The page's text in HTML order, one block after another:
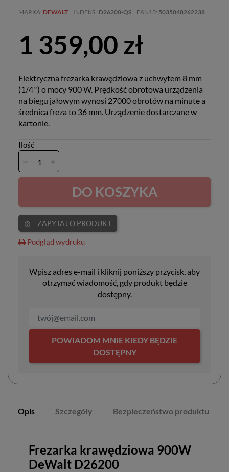
MARKA DEWALT INDEKS D26200-QS EAN13 5035048262238
1 359,00 zł
Elektryczna frezarka krawędziowa z uchwytem 8 mm
(1/4'') o mocy 900 W. Prędkość obrotowa urządzenia
na biegu jałowym wynosi 27000 obrotów na minute a
średnica freza to 36 mm. Urządzenie dostarczane w
kartonie.
Ilość
DO KOSZYKA
help_outline ZAPYTAJ O PRODUKT
Podgląd wydruku
Wpisz adres e-mail i kliknij poniższy przycisk, aby
otrzymać wiadomość, gdy produkt będzie
dostępny.
POWIADOM MNIE KIEDY BĘDZIE
DOSTĘPNY
Opis Szczegóły Bezpieczeństwo produktu
Frezarka krawędziowa 900W
DeWalt D26200